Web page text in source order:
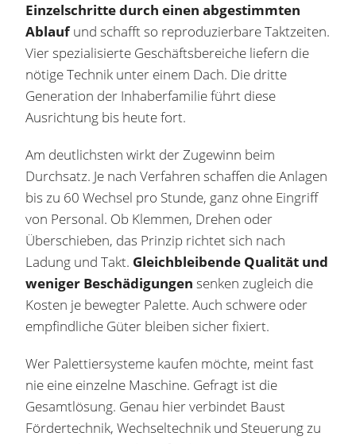
Einzelschritte durch einen abgestimmten
Ablaufund schafft so reproduzierbare Taktzeiten.
Vier spezialisierte Geschäftsbereiche liefern die
nötige Technik unter einem Dach. Die dritte
Generation der Inhaberfamilie führt diese
Ausrichtung bis heute fort.
Am deutlichsten wirkt der Zugewinn beim
Durchsatz. Je nach Verfahren schaffen die Anlagen
bis zu 60 Wechsel pro Stunde, ganz ohne Eingriff
von Personal. Ob Klemmen, Drehen oder
Überschieben, das Prinzip richtet sich nach
Ladung und Takt. Gleichbleibende Qualität und
weniger Beschädigungen senken zugleich die
Kosten je bewegter Palette. Auch schwere oder
empfindliche Güter bleiben sicher fixiert.
Wer Palettiersysteme kaufen möchte, meint fast
nie eine einzelne Maschine. Gefragt ist die
Gesamtlösung. Genau hier verbindet Baust
Fördertechnik, Wechseltechnik und Steuerung zu